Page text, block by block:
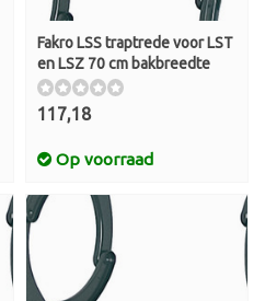
Fakro LSS traptrede voor LST
en LSZ 70 cm bakbreedte
117,18
Op voorraad